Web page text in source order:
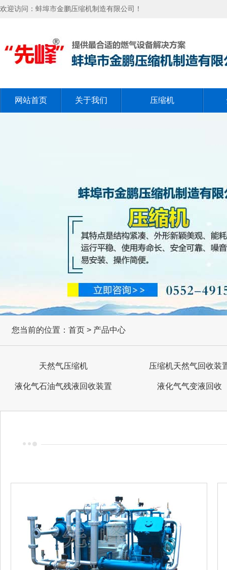
欢迎访问：蚌埠市金鹏压缩机制造有限公司！
网站首页 关于我们 压缩机
您当前的位置：首页 > 产品中心
天然气压缩机 压缩机天然气回收装
液化气石油气残液回收装置 液化气气变液回收